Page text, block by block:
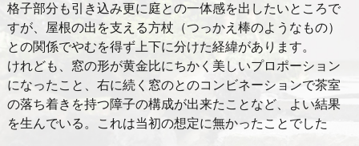
格子部分も引き込み更に庭との一体感を出したいところで
すが、屋根の出を支える方杖（つっかえ棒のようなもの）
との関係でやむを得ず上下に分けた経緯があります。
けれども、窓の形が黄金比にちかく美しいプロポーション
になったこと、右に続く窓のとのコンビネーションで茶室
の落ち着きを持つ障子の構成が出来たことなど、よい結果
を生んでいる。これは当初の想定に無かったことでした